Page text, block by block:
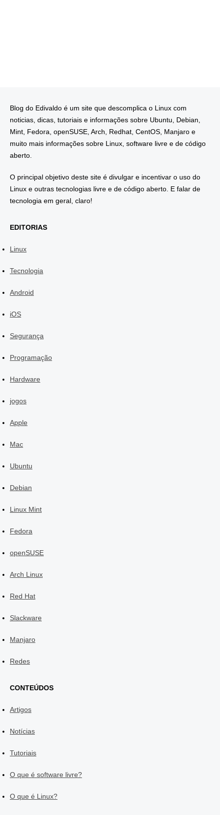
Blog do Edivaldo é um site que descomplica o Linux com
noticias, dicas, tutoriais e informações sobre Ubuntu, Debian,
Mint, Fedora, openSUSE, Arch, Redhat, CentOS, Manjaro e
muito mais informações sobre Linux, software livre e de código
aberto.
O principal objetivo deste site é divulgar e incentivar o uso do
Linux e outras tecnologias livre e de código aberto. E falar de
tecnologia em geral, claro!
EDITORIAS
Linux
Tecnologia
Android
iOS
Segurança
Programação
Hardware
jogos
Apple
Mac
Ubuntu
Debian
Linux Mint
Fedora
openSUSE
Arch Linux
Red Hat
Slackware
Manjaro
Redes
CONTEÚDOS
Artigos
Notícias
Tutoriais
O que é software livre?
O que é Linux?